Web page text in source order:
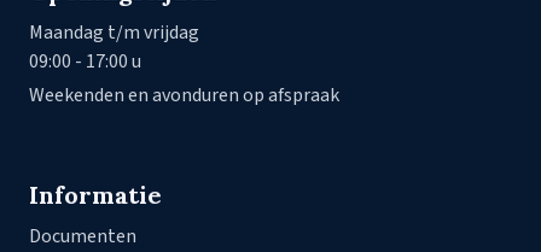
Maandag t/m vrijdag
09:00 - 17:00 u
Weekenden en avonduren op afspraak
Informatie
Documenten